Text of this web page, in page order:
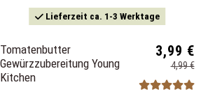
Lieferzeit ca. 1-3 Werktage
Tomatenbutter
Gewürzzubereitung Young
Kitchen
3,99 €
4,99 €